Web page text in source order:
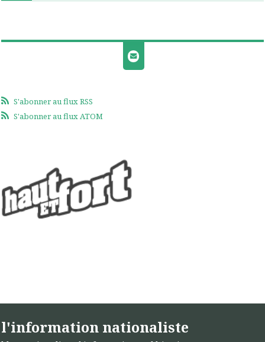
S'abonner au flux RSS
S'abonner au flux ATOM
l'information nationaliste